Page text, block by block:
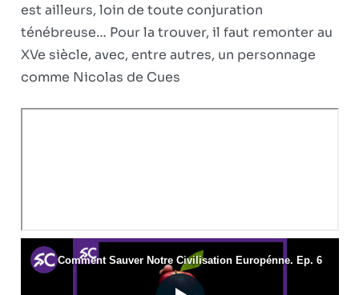
est ailleurs, loin de toute conjuration
ténébreuse… Pour la trouver, il faut remonter au
XVe siècle, avec, entre autres, un personnage
comme Nicolas de Cues